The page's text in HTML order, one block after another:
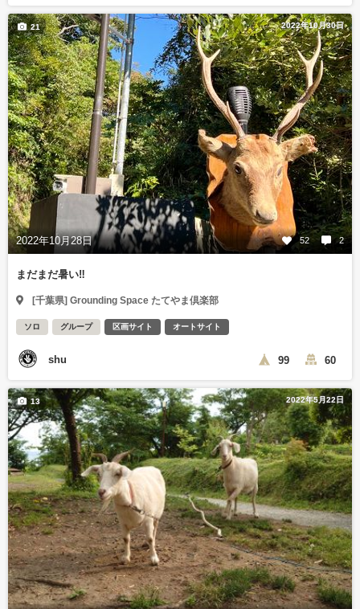
2022年10月30日
2022年10月28日 52 2
21
まだまだ暑い‼️
[千葉県] Grounding Space たてやま倶楽部
ソロ グループ 区画サイト オートサイト
shu 99 60
2022年5月22日
13